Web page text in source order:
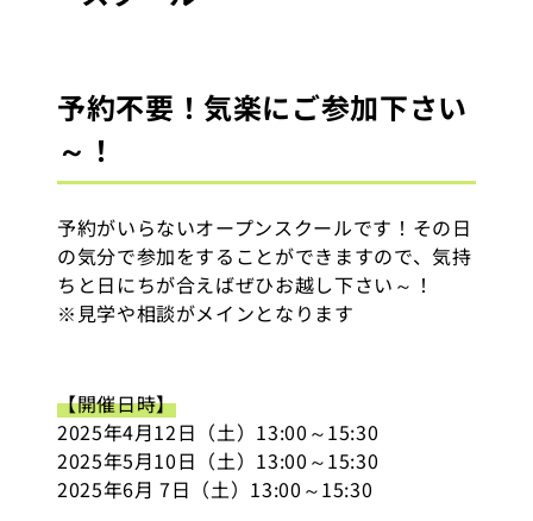
予約不要！気楽にご参加下さい
～！
予約がいらないオープンスクールです！その日
の気分で参加をすることができますので、気持
ちと日にちが合えばぜひお越し下さい～！
※見学や相談がメインとなります
【開催日時】
2025年4月12日（土）13:00～15:30
2025年5月10日（土）13:00～15:30
2025年6月 7日（土）13:00～15:30